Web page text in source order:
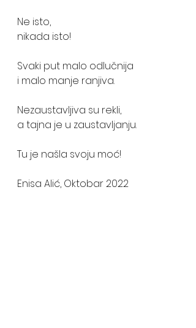
Ne isto,
nikada isto!
Svaki put malo odlučnija
i malo manje ranjiva.
Nezaustavljiva su rekli,
a tajna je u zaustavljanju.
Tu je našla svoju moć!
Enisa Alić, Oktobar 2022